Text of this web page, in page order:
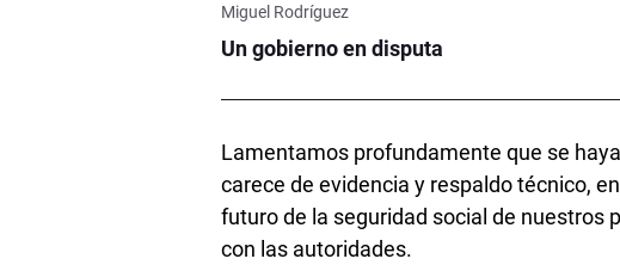
Miguel Rodríguez
Un gobierno en disputa
Lamentamos profundamente que se
carece de evidencia y respaldo técnico,
futuro de la seguridad social de nuestros
con las autoridades.